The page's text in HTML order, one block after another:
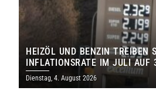
HEIZÖL UND BENZIN TREIBEN
INFLATIONSRATE IM JULI AUF
Dienstag, 4. August 2026